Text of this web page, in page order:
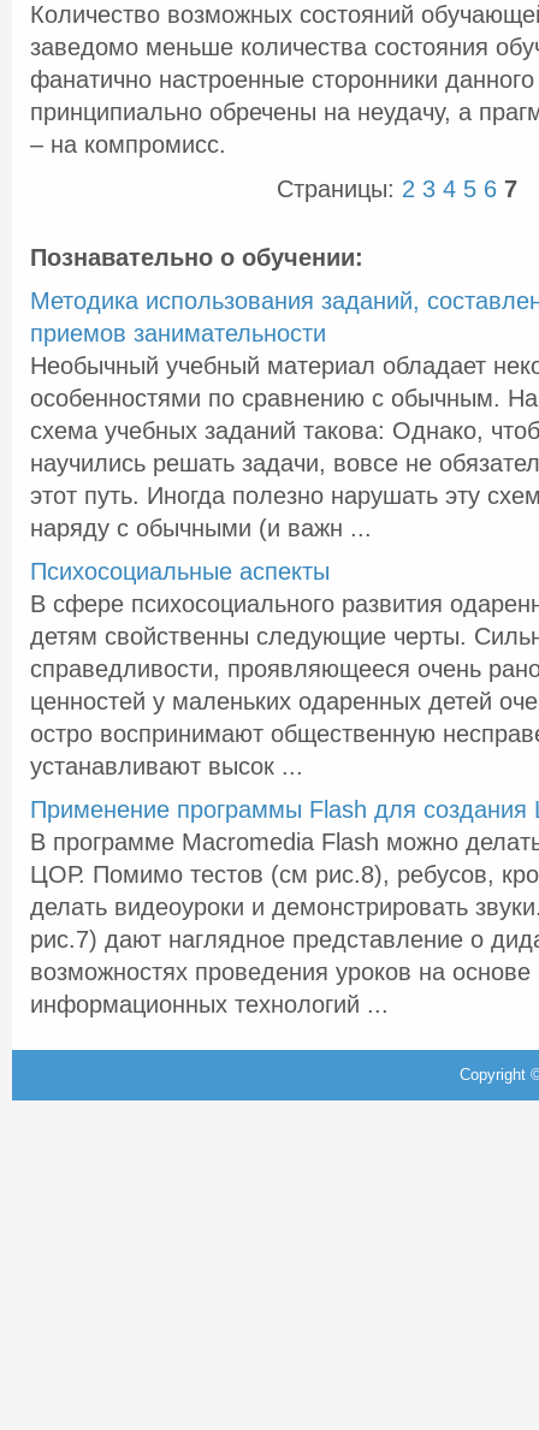
Количество возможных состояний
заведомо меньше количества состояния
фанатично настроенные сторонники
принципиально обречены на неудачу, а
– на компромисс.
Страницы: 2 3 4 5 6 7
Познавательно о обучении:
Методика использования заданий,
приемов занимательности
Необычный учебный материал обладает
особенностями по сравнению с обычным.
схема учебных заданий такова: Однако,
научились решать задачи, вовсе не
этот путь. Иногда полезно нарушать эту
наряду с обычными (и важн ...
Психосоциальные аспекты
В сфере психосоциального развития
детям свойственны следующие черты.
справедливости, проявляющееся очень
ценностей у маленьких одаренных детей
остро воспринимают общественную
устанавливают высок ...
Применение программы Flash для
В программе Macromedia Flash можно
ЦОР. Помимо тестов (см рис.8), ребусов,
делать видеоуроки и демонстрировать
рис.7) дают наглядное представление о
возможностях проведения уроков на
информационных технологий ...
Copyright